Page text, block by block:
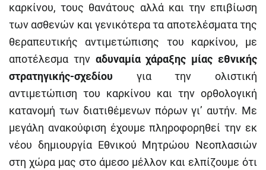
καρκίνου, τους θανάτους αλλά και την επιβίωση
των ασθενών και γενικότερα τα αποτελέσματα της
θεραπευτικής αντιμετώπισης του καρκίνου, με
αποτέλεσμα την αδυναμία χάραξης μίας εθνικής
στρατηγικής-σχεδίου για την ολιστική
αντιμετώπιση του καρκίνου και την ορθολογική
κατανομή των διατιθέμενων πόρων γι’ αυτήν. Με
μεγάλη ανακούφιση έχουμε πληροφορηθεί την εκ
νέου δημιουργία Εθνικού Μητρώου Νεοπλασιών
στη χώρα μας στο άμεσο μέλλον και ελπίζουμε ότι